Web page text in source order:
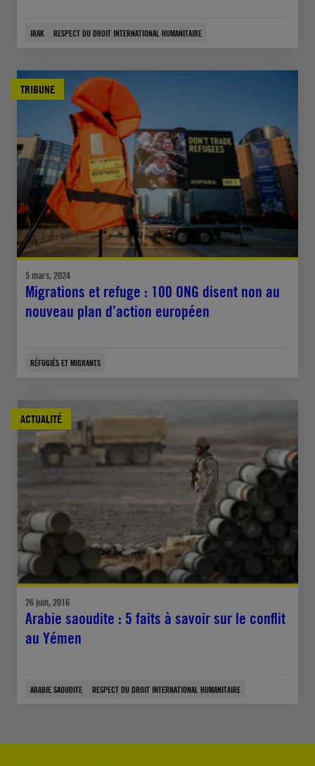
IRAK RESPECT DU DROIT INTERNATIONAL HUMANITAIRE
TRIBUNE
5 mars, 2024
Migrations et refuge : 100 ONG disent non au
nouveau plan d’action européen
RÉFUGIÉS ET MIGRANTS
ACTUALITÉ
26 juin, 2016
Arabie saoudite : 5 faits à savoir sur le conflit
au Yémen
ARABIE SAOUDITE RESPECT DU DROIT INTERNATIONAL HUMANITAIRE